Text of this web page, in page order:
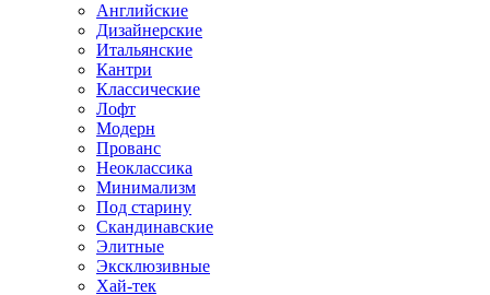
Английские
Дизайнерские
Итальянские
Кантри
Классические
Лофт
Модерн
Прованс
Неоклассика
Минимализм
Под старину
Скандинавские
Элитные
Эксклюзивные
Хай-тек